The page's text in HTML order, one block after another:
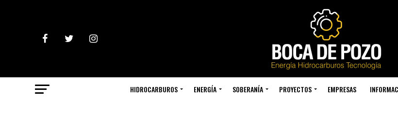
HIDROCARBUROS ENERGÍA SOBERANÍA PROYECTOS EMPRESAS